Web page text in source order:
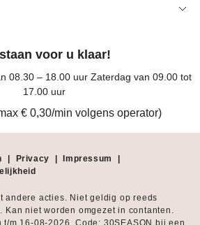
voor u klaar!
08.30 – 18.00 uur Zaterdag van 09.00 tot
17.00 uur
€ 0,30/min volgens operator)
| Privacy | Impressum
|
andere acties. Niet geldig op reeds
niet worden omgezet in contanten.
m 16-08-2026. Code: 30SEASON bij een